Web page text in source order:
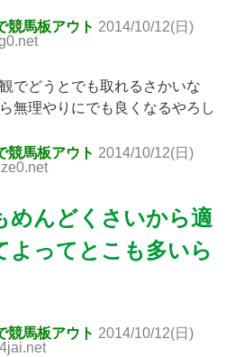
競馬板アウト 2014/10/12(日)
でどうとでも取れるさかいな
無理やりにでも良くなるやろし
競馬板アウト 2014/10/12(日)
めんどくさいから適
よってとこも多いら
競馬板アウト 2014/10/12(日)